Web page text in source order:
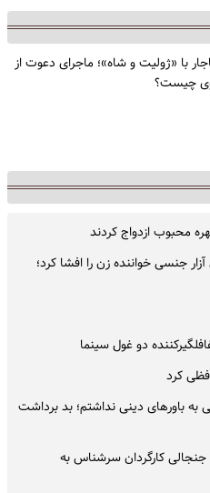
با «ژولیت و شاه»؛ ماجرای دعوت از
چیست؟
محبوب ازدواج کردند
جنسی خواننده زن را افشا کرد؛
دو غول سینما
کرد
باورهای دینی نداشتم؛ بد برداشت
جنجالی کارگردان سرشناس به